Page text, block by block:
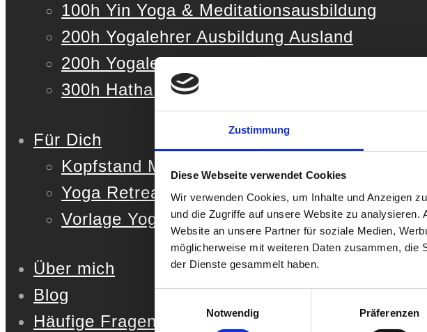
Zustimmung
Diese Webseite verwendet Cookies
Wir verwenden Cookies, um Inhalte und Anzeigen
und die Zugriffe auf unsere Website zu
Website an unsere Partner für soziale Medien,
möglicherweise mit weiteren Daten zusammen, die
der Dienste gesammelt haben.
Notwendig
Präferenzen
100h Yin Yoga & Meditationsausbildung
200h Yogalehrer Ausbildung Ausland
200h Yogalehrer Ausbildung Deutschland
300h Hatha & Vinyasa Yogalehrer Ausbildung
Für Dich
Kopfstand Masterclass
Yoga Retreat Kit
Vorlage Yoga Stunde
Über mich
Blog
Häufige Fragen